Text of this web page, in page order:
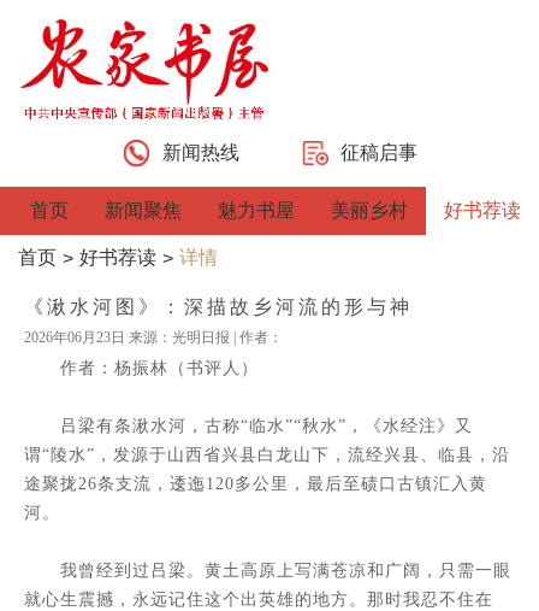
新闻热线 征稿启事
首页 新闻聚焦 魅力书屋 美丽乡村 好书荐读
首页 > 好书荐读 > 详情
《湫水河图》：深描故乡河流的形与神
2026年06月23日 来源：光明日报 | 作者：
作者：杨振林（书评人）
吕梁有条湫水河，古称“临水”“秋水”，《水经注》又
谓“陵水”，发源于山西省兴县白龙山下，流经兴县、临县，沿
途聚拢26条支流，逶迤120多公里，最后至碛口古镇汇入黄
河。
我曾经到过吕梁。黄土高原上写满苍凉和广阔，只需一眼
就心生震撼，永远记住这个出英雄的地方。那时我忍不住在